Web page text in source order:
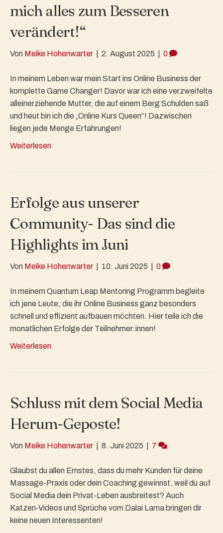
mich alles zum Besseren
verändert!“
Von Meike Hohenwarter 2. August 2025 0
In meinem Leben war mein Start ins Online Business der
komplette Game Changer! Davor war ich eine verzweifelte
alleinerziehende Mutter, die auf einem Berg Schulden saß
und heut bin ich die „Online Kurs Queen“! Dazwischen
liegen jede Menge Erfahrungen!
Weiterlesen
Erfolge aus unserer
Community- Das sind die
Highlights im Juni
Von Meike Hohenwarter 10. Juni 2025 0
In meinem Quantum Leap Mentoring Programm begleite
ich jene Leute, die ihr Online Business ganz besonders
schnell und effizient aufbauen möchten. Hier teile ich die
monatlichen Erfolge der Teilnehmer:innen!
Weiterlesen
Schluss mit dem Social Media
Herum-Geposte!
Von Meike Hohenwarter 8. Juni 2025 7
Glaubst du allen Ernstes, dass du mehr Kunden für deine
Massage-Praxis oder dein Coaching gewinnst, weil du auf
Social Media dein Privat-Leben ausbreitest? Auch
Katzen-Videos und Sprüche vom Dalai Lama bringen dir
keine neuen Interessenten!